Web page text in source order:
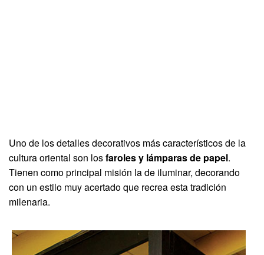
Uno de los detalles decorativos más característicos de la
cultura oriental son losfaroles y lámparas de papel.
Tienen como principal misión la de iluminar, decorando
con un estilo muy acertado que recrea esta tradición
milenaria.